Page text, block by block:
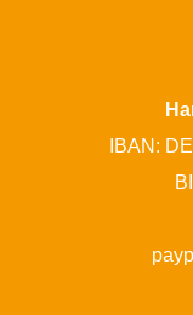
IBAN: